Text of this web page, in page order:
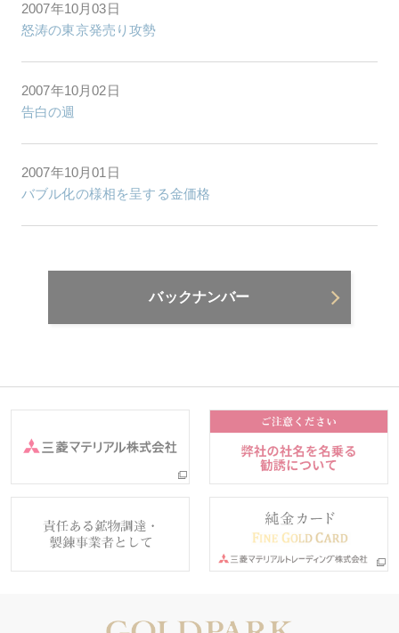
2007年10月03日
怒涛の東京発売り攻勢
2007年10月02日
告白の週
2007年10月01日
バブル化の様相を呈する金価格
バックナンバー